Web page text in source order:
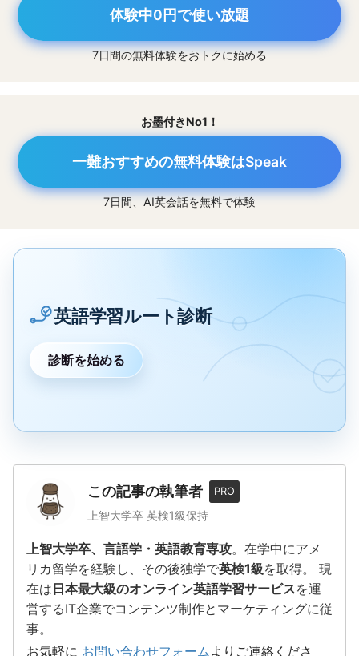
体験中0円で使い放題
7日間の無料体験をおトクに始める
お墨付きNo1！
一難おすすめの無料体験はSpeak
7日間、AI英会話を無料で体験
英語学習ルート診断
診断を始める
この記事の執筆者 PRO
上智大学卒 英検1級保持
上智大学卒、言語学・英語教育専攻。在学中にアメ
リカ留学を経験し、その後独学で英検1級を取得。 現
在は 日本最大級のオンライン英語学習サービスを運
営するIT企業でコンテンツ制作とマーケティングに従
事。
お気軽に お問い合わせフォームよりご連絡くださ